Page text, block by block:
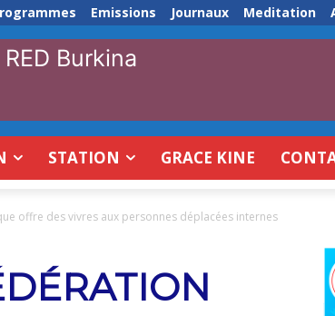
Emissions Journaux Meditation
RED Burkina
STATION GRACE KINE
offre des vivres aux personnes déplacées internes